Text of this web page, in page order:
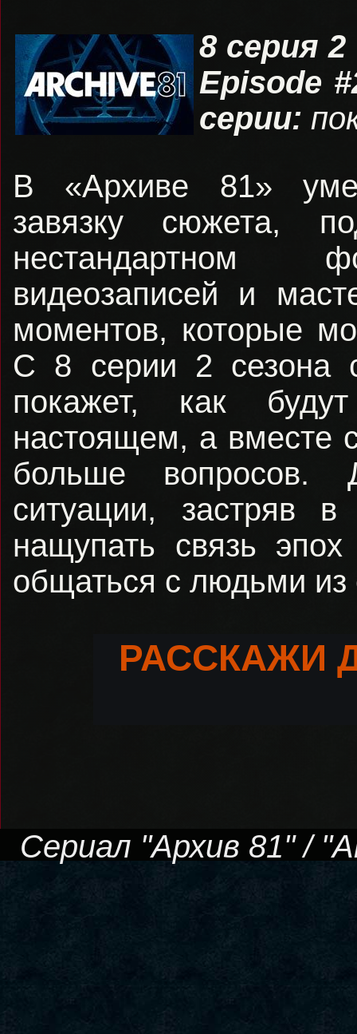
8 серия
Episode
серии:
В «Архиве 81»
завязку сюжета,
нестандартном
видеозаписей и
моментов, которые
С 8 серии 2 сезона
покажет, как
настоящем, а вместе
больше вопросов.
ситуации, застряв
нащупать связь
общаться с людьми из
РАССКАЖИ
Сериал "Архив 81" /